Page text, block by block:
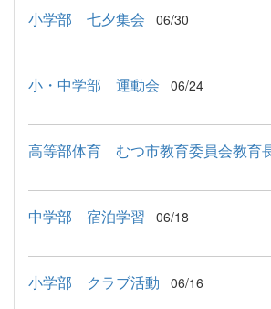
小学部 七夕集会 06/30
小・中学部 運動会 06/24
高等部体育 むつ市教育委員会教育
中学部 宿泊学習 06/18
小学部 クラブ活動 06/16